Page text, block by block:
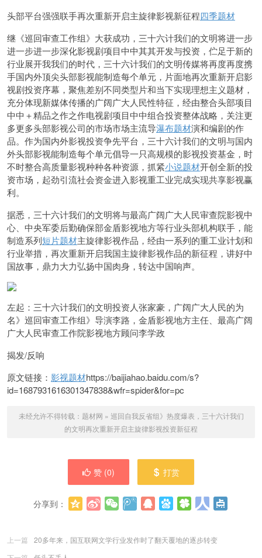
头部平台强强联手再次重新开启主旋律影视新征程四季题材
继《巡回审查工作组》大获成功，三十六计我们的文明将进一步
进一步进一步深化影视剧项目中中其其开发与投资，伫足于新的
行业展开我我们的时代，三十六计我们的文明传媒将再度再度携
手国内外顶尖头部影视能制造每个单元，片面地再次重新开启影
视剧投资序幕，聚焦差别不同类型片和当下实现理想主义题材，
充分体现新媒体传播的广阔广大人民性特征，经由整合头部项目
中中＋精品之作之作电视剧项目中中组合投资整体战略，关注更
多更多头部影视公司的市场市场主流导瀑布题材演和编剧的作
品。作为国内外影视投资争先平台，三十六计我们的文明与国内
外头部影视能制造每个单元倡导一只高规模的影视投资基金，时
不时整合高质量影视种种各种资源，抓紧小说题材开创全新的投
资市场，起劲引流社会资金进入影视重工业完成实现共享影视赢
利。
据悉，三十六计我们的文明将与最高广阔广大人民审查院影视中
心、中央军委后勤确保部金盾影视地方等行业头部机构联手，能
制造系列短片题材主旋律影视作品，经由一系列的重工业计划和
行业举措，再次重新开启我国主旋律影视作品的新征程，讲好中
国故事，鼎力大力弘扬中国肉身，转达中国响声。
左起：三十六计我们的文明投资人张家豪，广阔广大人民的为
名》巡回审查工作组》导演李路，金盾影视地方主任、最高广阔
广大人民审查工作院影视地方顾问李学政
揭发/反响
原文链接： 影视题材https://baijiahao.baidu.com/s?
id=1687931616301347838&wfr=spider&for=pc
未经允许不得转载： 题材网 » 巡回自我反省组》热度爆表，三十六计我们
的文明再次重新开启主旋律影视投资新征程
赞 (0) 打赏
分享到：
上一篇
20多年来，国互联网文学行业发作时了翻天覆地的逐步转变